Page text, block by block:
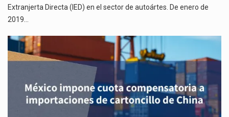
Extranjerta Directa (IED) en el sector de autoártes. De enero de
2019…